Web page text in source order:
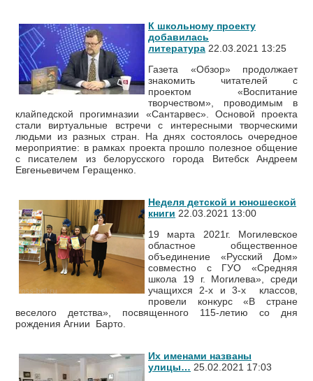
К школьному проекту
добавилась
литература 22.03.2021 13:25
Газета «Обзор» продолжает
знакомить читателей с
проектом «Воспитание
творчеством», проводимым в
клайпедской прогимназии «Сантарвес». Основой проекта
стали виртуальные встречи с интересными творческими
людьми из разных стран. На днях состоялось очередное
мероприятие: в рамках проекта прошло полезное общение
с писателем из белорусского города Витебск Андреем
Евгеньевичем Геращенко.
Неделя детской и юношеской
книги 22.03.2021 13:00
19 марта 2021г. Могилевское
областное общественное
объединение «Русский Дом»
совместно с ГУО «Средняя
школа 19 г. Могилева», среди
учащихся 2-х и 3-х классов,
провели конкурс «В стране
веселого детства», посвященного 115-летию со дня
рождения Агнии Барто.
Их именами названы
улицы… 25.02.2021 17:03